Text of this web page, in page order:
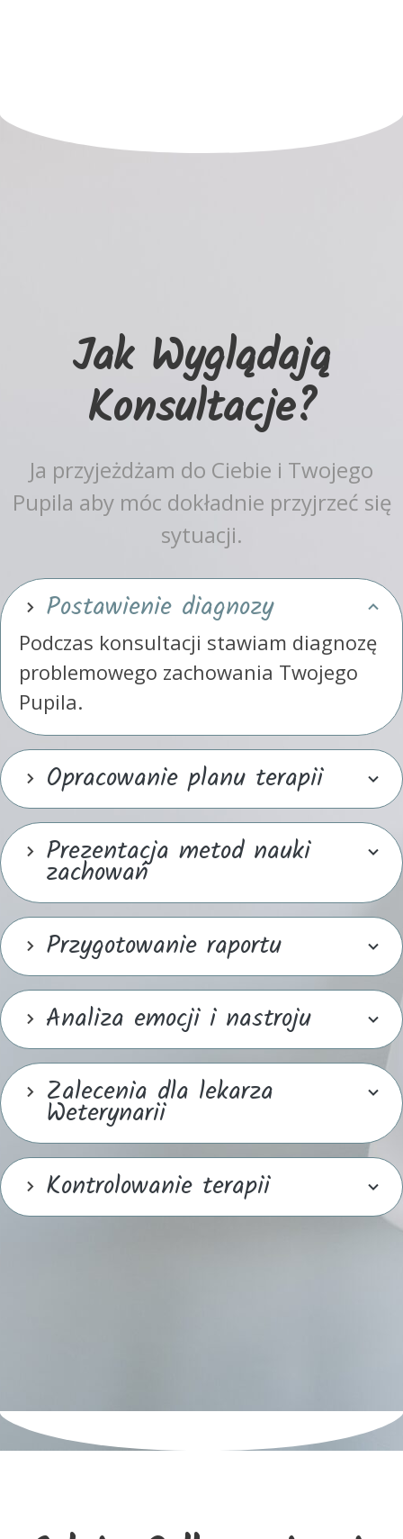
Jak Wyglądają
Konsultacje?
Ja przyjeżdżam do Ciebie i Twojego
Pupila aby móc dokładnie przyjrzeć się
sytuacji.
Postawienie diagnozy
Podczas konsultacji stawiam diagnozę
problemowego zachowania Twojego
Pupila.
Opracowanie planu terapii
Prezentacja metod nauki
zachowań
Przygotowanie raportu
Analiza emocji i nastroju
Zalecenia dla lekarza
Weterynarii
Kontrolowanie terapii